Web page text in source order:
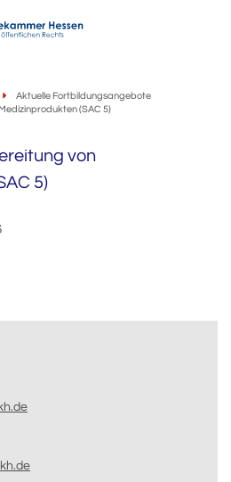
Aktuelle Fortbildungsangebote
(SAC 5)
von
5)